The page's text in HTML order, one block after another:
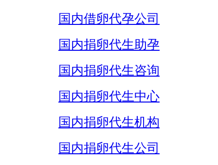
国内借卵代孕公司
国内捐卵代生助孕
国内捐卵代生咨询
国内捐卵代生中心
国内捐卵代生机构
国内捐卵代生公司